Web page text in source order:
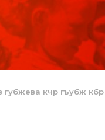
губжева кчр гъубж кбр